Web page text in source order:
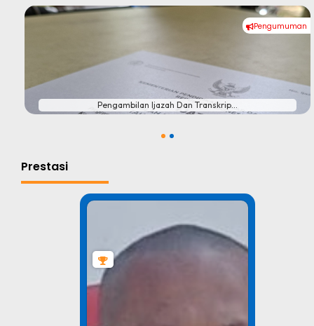
Pengumuman
#
Pengambilan Ijazah Dan Transkrip...
Prestasi